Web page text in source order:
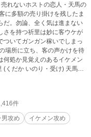
れないホストの恋人・天馬の
に多額の売り掛けを残したま
だ。勿論、全く気は進まない
さを持つ祈里は妙に客ウケが
ついてガンガン稼いでしまっ
場所に立ち、客の声かけを待
何処か見覚えのあるイケメン
の視点
りあり執着心もありあり。
訂正する事があります ※あ
の方々のシ〇ギについても
件
攻め
イケメン攻め